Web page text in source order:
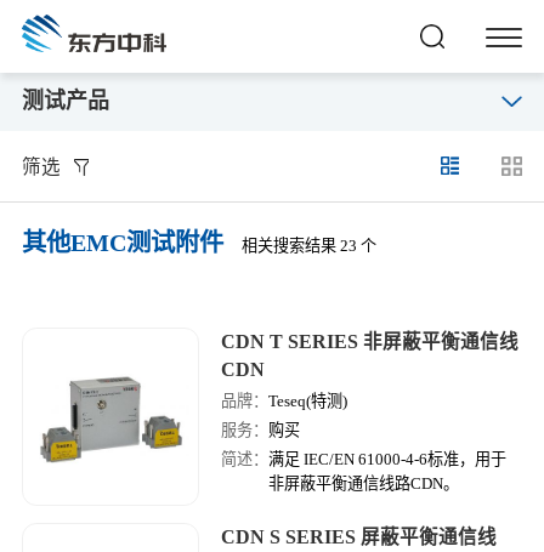
测试产品
筛选
其他EMC测试附件 相关搜索结果 23 个
CDN T SERIES 非屏蔽平衡通信线
CDN
品牌：Teseq(特测)
服务： 购买
简述：满足 IEC/EN 61000-4-6标准，用于
非屏蔽平衡通信线路CDN。
CDN S SERIES 屏蔽平衡通信线